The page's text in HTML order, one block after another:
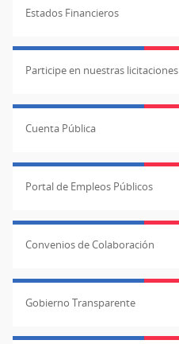
Estados Financieros
Participe en nuestras licitaciones
Cuenta Pública
Portal de Empleos Públicos
Convenios de Colaboración
Gobierno Transparente